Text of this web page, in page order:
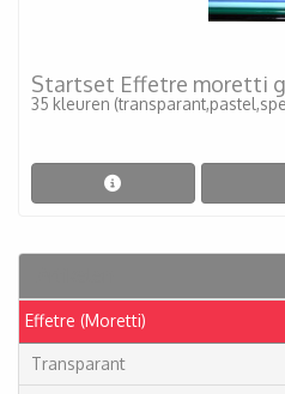
Effetre (Moretti)
Transparant
Startset Effetre moretti
35 kleuren